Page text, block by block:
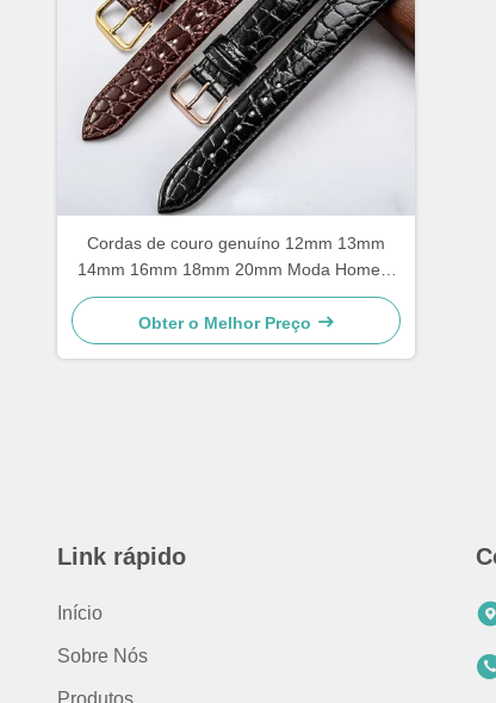
Cordas de couro genuíno 12mm 13mm
14mm 16mm 18mm 20mm Moda Homem
Mulheres Relógio de alta qualidade
Marrom Cores pretas
Obter o Melhor Preço
Link rápido
Início
Sobre Nós
Produtos